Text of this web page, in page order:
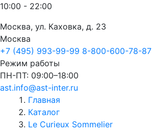
10:00 - 22:00
Москва, ул. Каховка, д. 23
Москва
+7 (495) 993-99-99 8-800-600-78-87
Режим работы
ПН-ПТ: 09:00–18:00
ast.info@ast-inter.ru
Главная
Каталог
Le Curieux Sommelier